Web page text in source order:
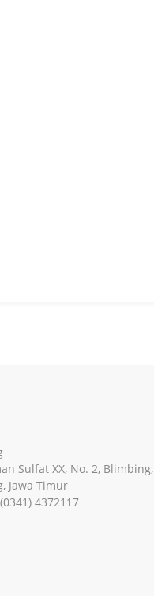
Sulfat XX, No. 2, Blimbing,
Jawa Timur
4372117